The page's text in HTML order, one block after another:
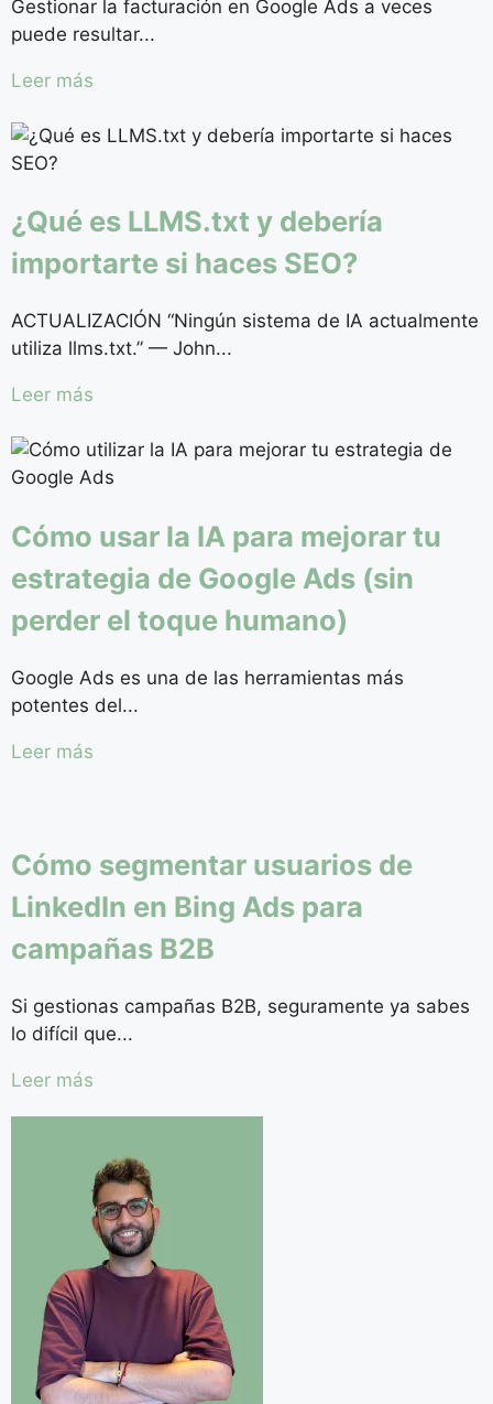
Gestionar la facturación en Google Ads a veces
puede resultar...
Leer más
¿Qué es LLMS.txt y debería
importarte si haces SEO?
ACTUALIZACIÓN “Ningún sistema de IA actualmente
utiliza llms.txt.” — John...
Leer más
Cómo usar la IA para mejorar tu
estrategia de Google Ads (sin
perder el toque humano)
Google Ads es una de las herramientas más
potentes del...
Leer más
Cómo segmentar usuarios de
LinkedIn en Bing Ads para
campañas B2B
Si gestionas campañas B2B, seguramente ya sabes
lo difícil que...
Leer más